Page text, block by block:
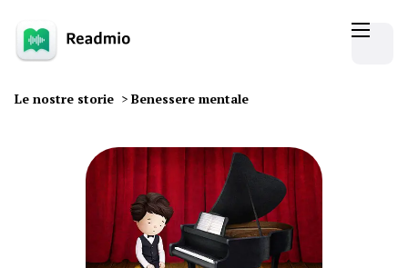
Le nostre storie > Benessere mentale